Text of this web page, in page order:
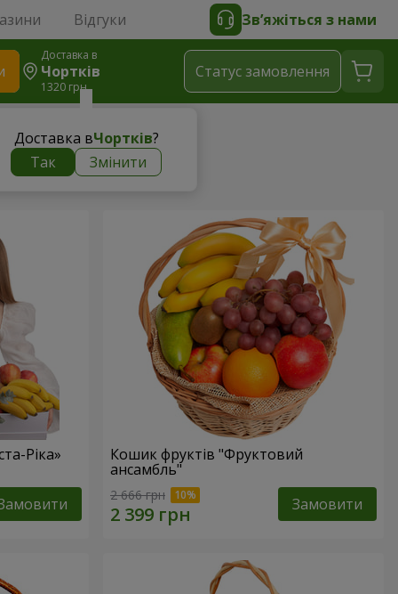
Відгуки Зв’яжіться з нами
Доставка в
Чортків
1320 грн
Доставка вЧортків?
Так
Змінити
Статус замовлення
Ріка» Кошик фруктів "Фруктовий
ансамбль"
2 666 грн Замовити